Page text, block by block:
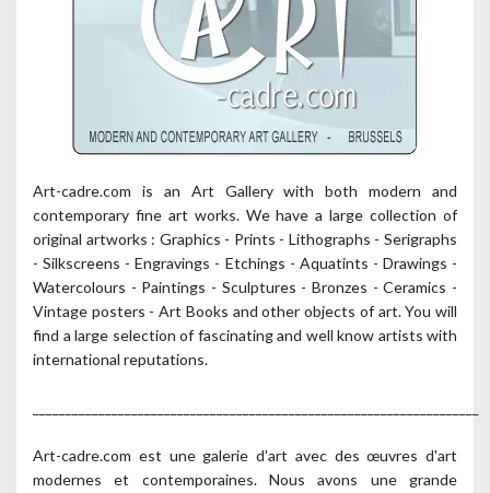
Art-cadre.com is an Art Gallery with both modern and
contemporary fine art works. We have a large collection of
original artworks : Graphics - Prints - Lithographs - Serigraphs
- Silkscreens - Engravings - Etchings - Aquatints - Drawings -
Watercolours - Paintings - Sculptures - Bronzes - Ceramics -
Vintage posters - Art Books and other objects of art. You will
find a large selection of fascinating and well know artists with
international reputations.
Art-cadre.com est une galerie d'art avec des œuvres d'art
modernes et contemporaines. Nous avons une grande